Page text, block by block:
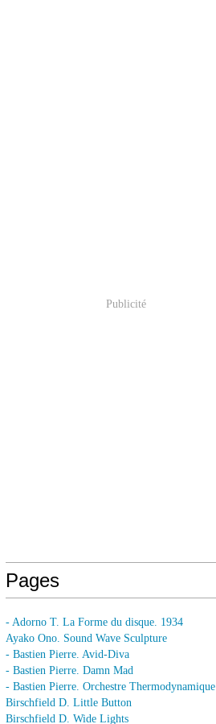
Publicité
Pages
- Adorno T. La Forme du disque. 1934
Ayako Ono. Sound Wave Sculpture
- Bastien Pierre. Avid-Diva
- Bastien Pierre. Damn Mad
- Bastien Pierre. Orchestre Thermodynamique
Birschfield D. Little Button
Birschfield D. Wide Lights